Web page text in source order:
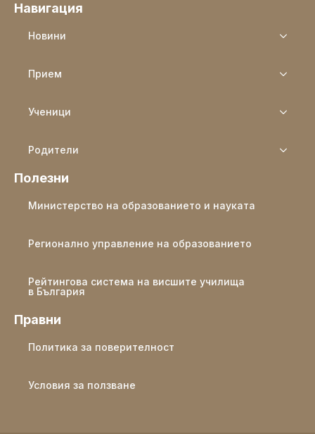
Навигация
Новини
Прием
Ученици
Родители
Полезни
Министерство на образованието и науката
Регионално управление на образованието
Рейтингова система на висшите училища
в България
Правни
Политика за поверителност
Условия за ползване